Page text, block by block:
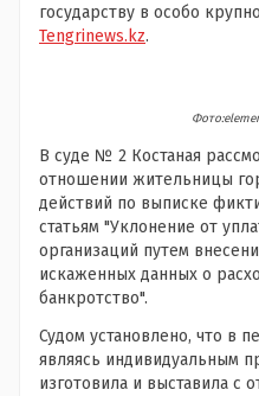
государству в особо
Tengrinews.kz.
В суде № 2 Костаная
отношении жительницы
действий по выписке
статьям "Уклонение от
организаций путем
искаженных данных о
банкротство".
Судом установлено, что в
являясь индивидуальным
изготовила и выставила с